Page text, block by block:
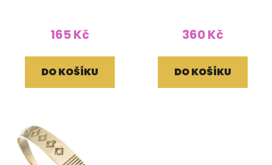
165 Kč
DO KOŠÍKU
360 Kč
DO KOŠÍKU